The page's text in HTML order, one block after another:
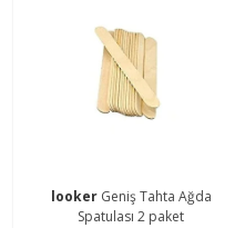
looker Geniş Tahta Ağda
Spatulası 2 paket